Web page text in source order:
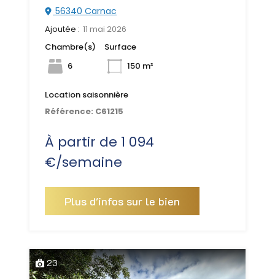
56340 Carnac
Ajoutée : 11 mai 2026
Chambre(s)
6
Surface
150 m²
Location saisonnière
Référence: C61215
À partir de 1 094
€/semaine
Plus d'infos sur le bien
23